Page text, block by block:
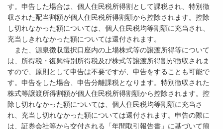
す。申告した場合は、個人住民税所得割として課税され、特別徴
収された配当割額が個人住民税所得割額から控除されます。控除
し切れなかった額については、個人住民税均等割額に充当され、
充当しきれなかった額については還付されます。
また、源泉徴収選択口座内の上場株式等の譲渡所得等について
は、所得税・復興特別所得税及び株式等譲渡所得割が徴収されま
すので、原則として申告は不要ですが、申告をすることも可能で
す。申告をした場合、申告分離課税となります。特別徴収された
株式等譲渡所得割額が個人住民税所得割額から控除されます。控
除し切れなかった額については、個人住民税均等割額に充当さ
れ、充当し切れなかった額については還付されます。申告の際に
は、証券会社等から交付される「年間取引報告書」に基づいて簡